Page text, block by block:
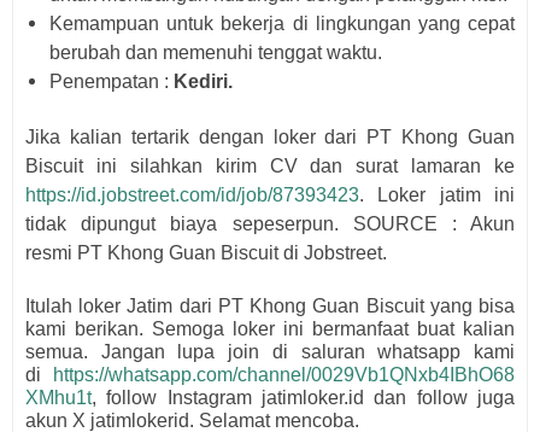
Kemampuan untuk bekerja di lingkungan yang cepat
berubah dan memenuhi tenggat waktu.
Penempatan : Kediri.
Jika kalian tertarik dengan loker dari
PT Khong Guan
Biscuit ini silahkan kirim CV dan surat lamaran ke
https://id.jobstreet.com/id/job/87393423. Loker jatim ini
tidak dipungut biaya sepeserpun. SOURCE : Akun
resmi PT Khong Guan Biscuit di Jobstreet.
Itulah loker Jatim dari PT Khong Guan Biscuit yang bisa
kami berikan. Semoga loker ini bermanfaat buat kalian
semua. Jangan lupa join di saluran whatsapp kami
di
https://whatsapp.com/channel/0029Vb1QNxb4IBhO68
XMhu1t, follow Instagram jatimloker.id dan follow juga
akun X jatimlokerid. Selamat mencoba.